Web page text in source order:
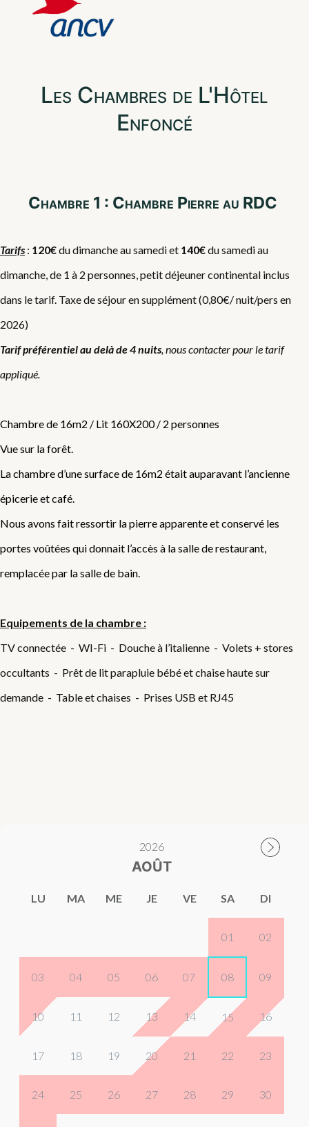
Les Chambres de L'Hôtel
Enfoncé
Chambre 1 : Chambre Pierre au RDC
Tarifs : 120€du dimanche au samedi et 140€du samedi au
dimanche, de 1 à 2 personnes, petit déjeuner continental inclus
dans le tarif. Taxe de séjour en supplément (0,80€/ nuit/pers en
2026)
Tarif préférentiel au delà de 4 nuits , nous contacter pour le tarif
appliqué.
Chambre de 16m2 / Lit 160X200 / 2 personnes
Vue sur la forêt.
La chambre d’une surface de 16m2 était auparavant l’ancienne
épicerie et café.
Nous avons fait ressortir la pierre apparente et conservé les
portes voûtées qui donnait l’accès à la salle de restaurant,
remplacée par la salle de bain.
Equipements de la chambre :
TV connectée - WI-Fi - Douche à l’italienne - Volets + stores
occultants - Prêt de lit parapluie bébé et chaise haute sur
demande - Table et chaises - Prises USB et RJ45
2026
AOÛT
LU MA ME JE VE SA DI
01 02
03 04 05 06 07 08 09
10 11 12 13 14 15 16
17 18 19 20 21 22 23
24 25 26 27 28 29 30